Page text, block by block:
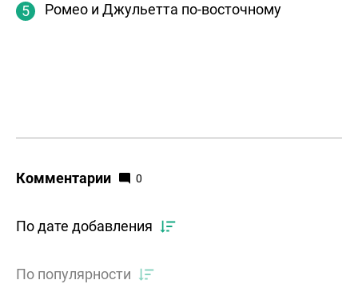
Ромео и Джульетта по-восточному
Комментарии 0
По дате добавления
По популярности